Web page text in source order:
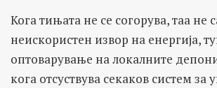
Кога тињата не се согорува, таа не
неискористен извор на енергија,
оптоварување на локалните
кога отсуствува секаков систем за